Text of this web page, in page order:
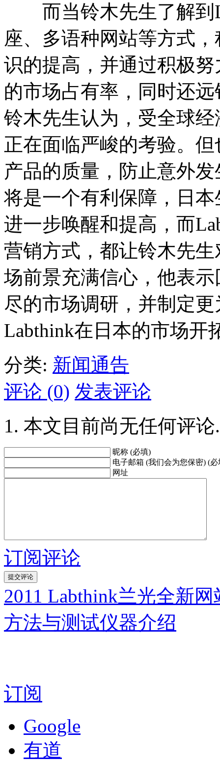
而当铃木先生了解到
座、多语种网站等方式
识的提高，并通过积极
的市场占有率，同时还
铃木先生认为，受全球
正在面临严峻的考验。
产品的质量，防止意外
将是一个有利保障，日
进一步唤醒和提高，而
营销方式，都让铃木先
场前景充满信心，他表
尽的市场调研，并制定
Labthink在日本的市场开
分类: 新闻通告
评论 (0) 发表评论
本文目前尚无任何评论.
昵称 (必填)
电子邮箱 (我们会为您保密) (必
网址
订阅评论
2011 Labthink兰光全新
方法与测试仪器介绍
订阅
Google
有道